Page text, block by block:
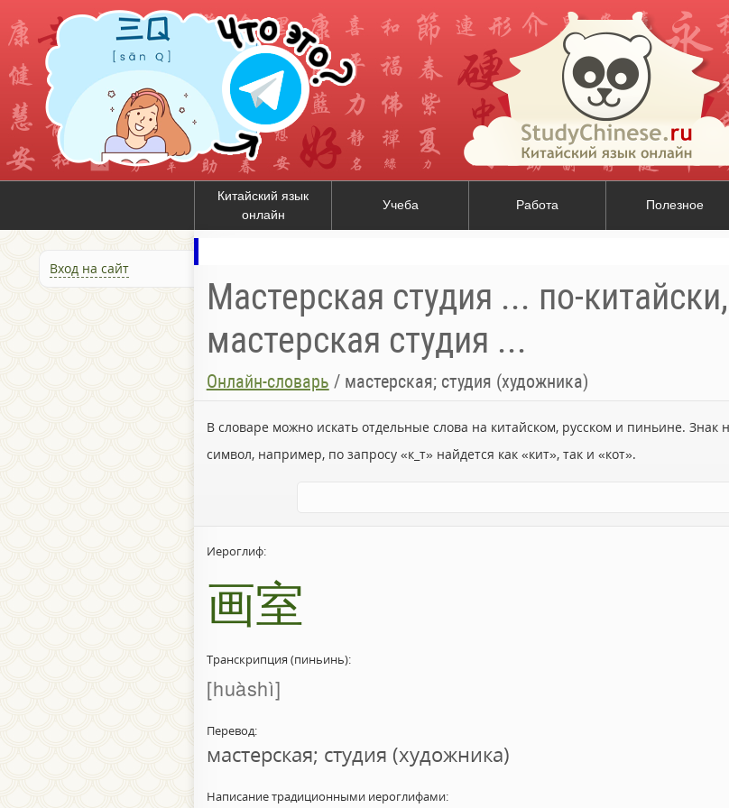
Китайский язык
онлайн
Учеба Работа Полезное
Вход на сайт
Мастерская студия ... по-
мастерская студия ...
Онлайн-словарь / мастерская; студия (художника)
В словаре можно искать отдельные слова на китайском, русском и пиньине.
символ, например, по запросу «к_т» найдется как «кит», так и «кот».
Иероглиф:
画室
Транскрипция (пиньинь):
huàshì
Перевод:
мастерская; студия (художника)
Написание традиционными иероглифами: